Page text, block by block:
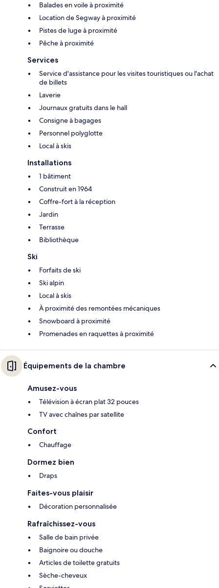
Balades en voile à proximité
Location de Segway à proximité
Pistes de luge à proximité
Pêche à proximité
Services
Service d'assistance pour les visites touristiques ou l'achat
de billets
Laverie
Journaux gratuits dans le hall
Consigne à bagages
Personnel polyglotte
Local à skis
Installations
1 bâtiment
Construit en 1964
Coffre-fort à la réception
Jardin
Terrasse
Bibliothèque
Ski
Forfaits de ski
Ski alpin
Local à skis
À proximité des remontées mécaniques
Snowboard à proximité
Promenades en raquettes à proximité
Équipements de la chambre
Amusez-vous
Télévision à écran plat 32 pouces
TV avec chaînes par satellite
Confort
Chauffage
Dormez bien
Draps
Faites-vous plaisir
Décoration personnalisée
Rafraîchissez-vous
Salle de bain privée
Baignoire ou douche
Articles de toilette gratuits
Sèche-cheveux